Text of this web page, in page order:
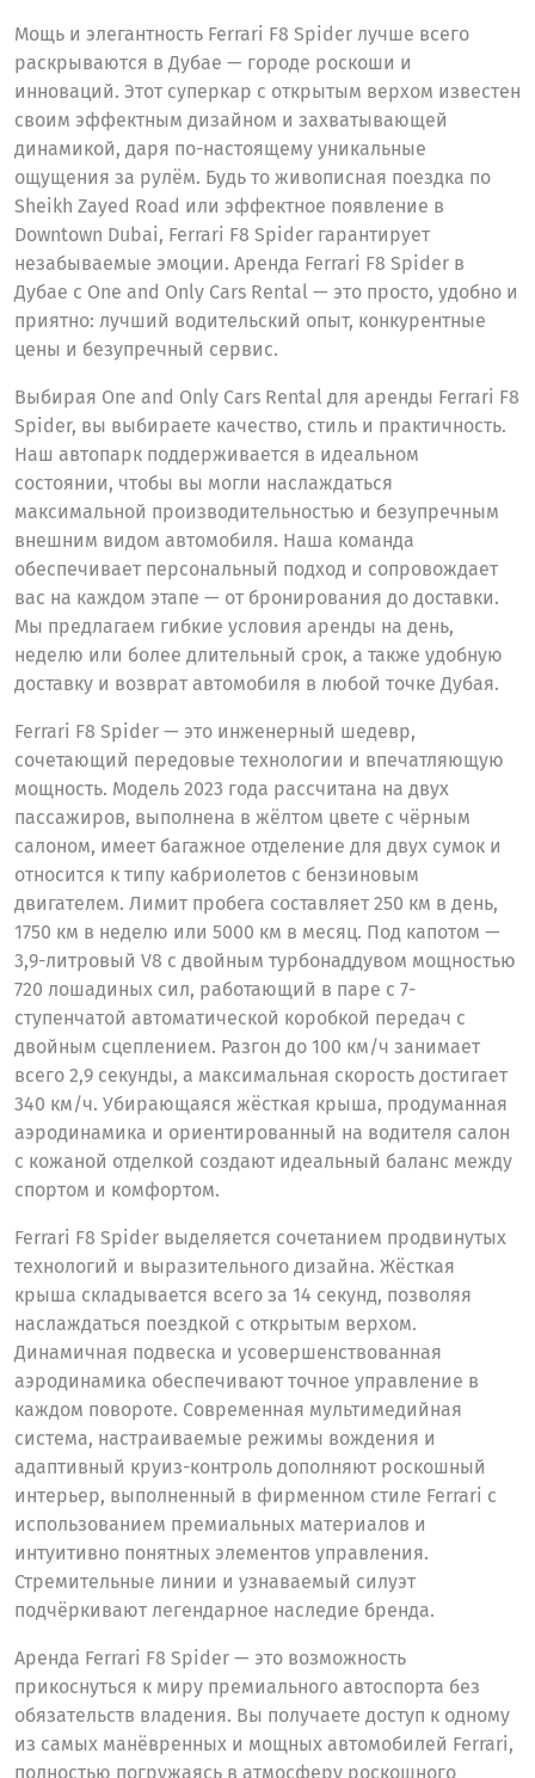
Мощь и элегантность Ferrari F8 Spider лучше всего
раскрываются в Дубае — городе роскоши и
инноваций. Этот суперкар с открытым верхом известен
своим эффектным дизайном и захватывающей
динамикой, даря по-настоящему уникальные
ощущения за рулём. Будь то живописная поездка по
Sheikh Zayed Road или эффектное появление в
Downtown Dubai, Ferrari F8 Spider гарантирует
незабываемые эмоции. Аренда Ferrari F8 Spider в
Дубае с One and Only Cars Rental — это просто, удобно и
приятно: лучший водительский опыт, конкурентные
цены и безупречный сервис.
Выбирая One and Only Cars Rental для аренды Ferrari F8
Spider, вы выбираете качество, стиль и практичность.
Наш автопарк поддерживается в идеальном
состоянии, чтобы вы могли наслаждаться
максимальной производительностью и безупречным
внешним видом автомобиля. Наша команда
обеспечивает персональный подход и сопровождает
вас на каждом этапе — от бронирования до доставки.
Мы предлагаем гибкие условия аренды на день,
неделю или более длительный срок, а также удобную
доставку и возврат автомобиля в любой точке Дубая.
Ferrari F8 Spider — это инженерный шедевр,
сочетающий передовые технологии и впечатляющую
мощность. Модель 2023 года рассчитана на двух
пассажиров, выполнена в жёлтом цвете с чёрным
салоном, имеет багажное отделение для двух сумок и
относится к типу кабриолетов с бензиновым
двигателем. Лимит пробега составляет 250 км в день,
1750 км в неделю или 5000 км в месяц. Под капотом —
3,9-литровый V8 с двойным турбонаддувом мощностью
720 лошадиных сил, работающий в паре с 7-
ступенчатой автоматической коробкой передач с
двойным сцеплением. Разгон до 100 км/ч занимает
всего 2,9 секунды, а максимальная скорость достигает
340 км/ч. Убирающаяся жёсткая крыша, продуманная
аэродинамика и ориентированный на водителя салон
с кожаной отделкой создают идеальный баланс между
спортом и комфортом.
Ferrari F8 Spider выделяется сочетанием продвинутых
технологий и выразительного дизайна. Жёсткая
крыша складывается всего за 14 секунд, позволяя
наслаждаться поездкой с открытым верхом.
Динамичная подвеска и усовершенствованная
аэродинамика обеспечивают точное управление в
каждом повороте. Современная мультимедийная
система, настраиваемые режимы вождения и
адаптивный круиз-контроль дополняют роскошный
интерьер, выполненный в фирменном стиле Ferrari с
использованием премиальных материалов и
интуитивно понятных элементов управления.
Стремительные линии и узнаваемый силуэт
подчёркивают легендарное наследие бренда.
Аренда Ferrari F8 Spider — это возможность
прикоснуться к миру премиального автоспорта без
обязательств владения. Вы получаете доступ к одному
из самых манёвренных и мощных автомобилей Ferrari,
полностью погружаясь в атмосферу роскошного